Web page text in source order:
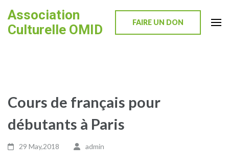
to
content
Association
Culturelle OMID
FAIRE UN DON
Cours de français pour
débutants à Paris
29 May,2018 admin